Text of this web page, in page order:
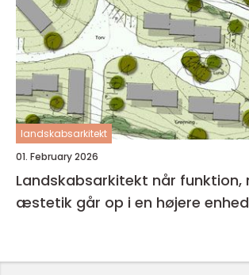
landskabsarkitekt
01. February 2026
Landskabsarkitekt når funktion, natur og
æstetik går op i en højere enhed